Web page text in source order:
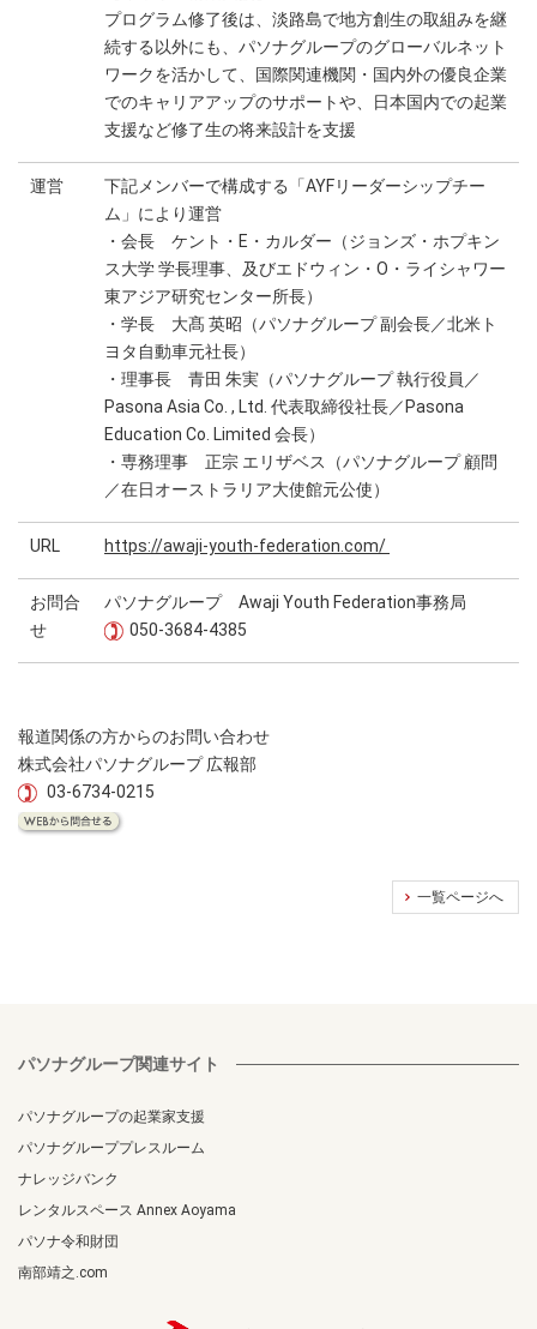
プログラム修了後は、淡路島で地方創生の取組みを継
続する以外にも、パソナグループのグローバルネット
ワークを活かして、国際関連機関・国内外の優良企業
でのキャリアアップのサポートや、日本国内での起業
支援など修了生の将来設計を支援
運営
下記メンバーで構成する「AYFリーダーシップチー
ム」により運営
・会長 ケント・E・カルダー（ジョンズ・ホプキン
ス大学 学長理事、及びエドウィン・O・ライシャワー
東アジア研究センター所長）
・学長 大髙 英昭（パソナグループ 副会長／北米ト
ヨタ自動車元社長）
・理事長 青田 朱実（パソナグループ 執行役員／
Pasona Asia Co. , Ltd. 代表取締役社長／Pasona
Education Co. Limited 会長）
・専務理事 正宗 エリザベス（パソナグループ 顧問
／在日オーストラリア大使館元公使）
URL https://awaji-youth-federation.com/
お問合
せ
パソナグループ Awaji Youth Federation事務局
050-3684-4385
報道関係の方からのお問い合わせ
株式会社パソナグループ 広報部
03-6734-0215
一覧ページへ
パソナグループ関連サイト
パソナグループの起業家支援
パソナグループプレスルーム
ナレッジバンク
レンタルスペース Annex Aoyama
パソナ令和財団
南部靖之.com